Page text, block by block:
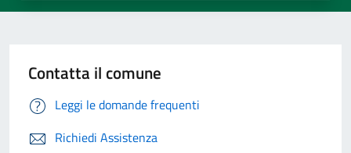
Contatta il comune
Leggi le domande frequenti
Richiedi Assistenza